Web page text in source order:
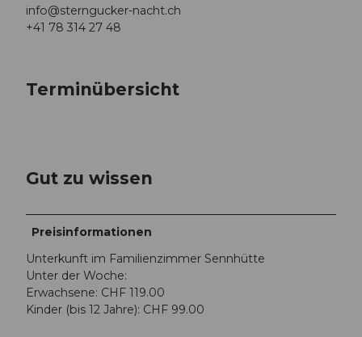
info@sterngucker-nacht.ch
+41 78 314 27 48
Terminübersicht
Gut zu wissen
Preisinformationen
Unterkunft im Familienzimmer Sennhütte
Unter der Woche:
Erwachsene: CHF 119.00
Kinder (bis 12 Jahre): CHF 99.00